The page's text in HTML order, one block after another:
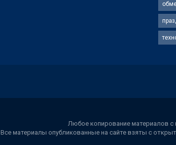
Любое копирование материалов с
Все материалы опубликованные на сайте взяты с